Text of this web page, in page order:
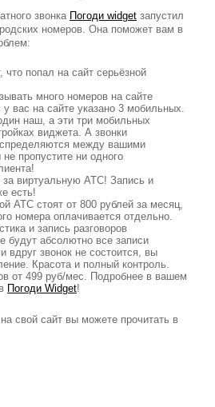
звонка Погоди widget запустил
номеров. Она поможет вам в
что попал на сайт серьёзной
много номеров на сайте
вас на сайте указано 3 мобильных.
наш, а эти три мобильных
виджета. А звонки
между вашими
пропустите ни одного
за виртуальную АТС! Запись и
есть!
АТС стоят от 800 рублей за месяц,
номера оплачивается отдельно.
и запись разговоров
будут абсолютно все записи
вдруг звонок не состоится, вы
Красота и полный контроль.
от 499 руб/мес. Подробнее в вашем
Погоди Widget!
свой сайт вы можете прочитать в